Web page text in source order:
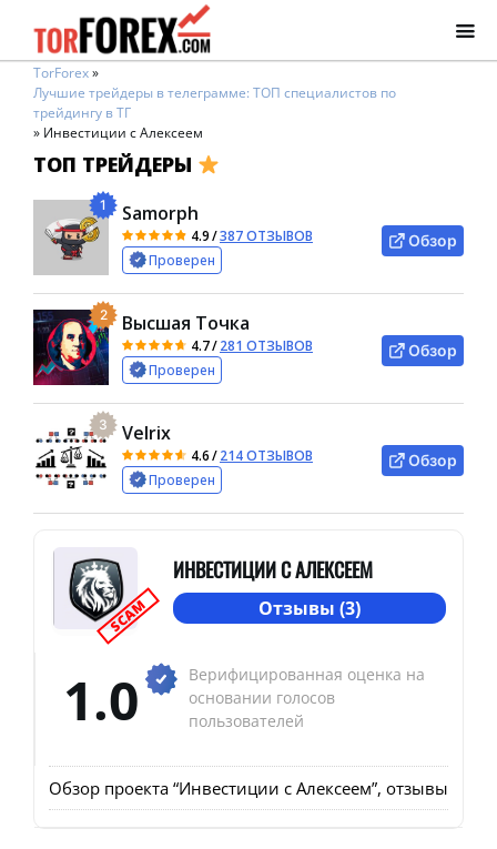
TorForex»
Лучшие трейдеры в телеграмме: ТОП специалистов по
трейдингу в ТГ
» Инвестиции с Алексеем
ТОП ТРЕЙДЕРЫ
1 Samorph
4.9/387 ОТЗЫВОВ
Проверен
Обзор
2 Высшая Точка
4.7/281 ОТЗЫВОВ
Проверен
Обзор
3 Velrix
4.6/214 ОТЗЫВОВ
Проверен
Обзор
SCAM
ИНВЕСТИЦИИ С АЛЕКСЕЕМ
Отзывы (3)
1.0
Верифицированная оценка на
основании голосов
пользователей
Обзор проекта “Инвестиции с Алексеем”, отзывы